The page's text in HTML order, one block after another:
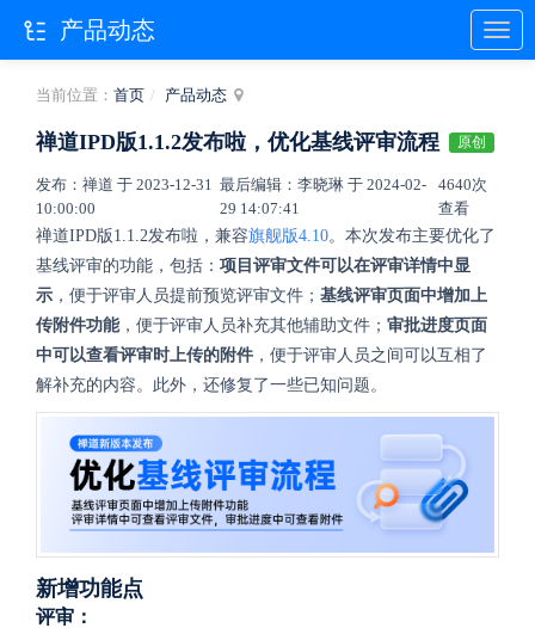
当前位置： 首页 产品动态
禅道IPD版1.1.2发布啦，优化基线评审流程 原创
发布：禅道 于 2023-12-31
10:00:00
最后编辑：李晓琳 于 2024-02-
29 14:07:41
4640次
查看
禅道IPD版1.1.2发布啦，兼容旗舰版4.10。本次发布主要优化了
基线评审的功能，包括： 项目评审文件可以在评审详情中显
示 ，便于评审人员提前预览评审文件； 基线评审页面中增加上
传附件功能，便于评审人员补充其他辅助文件； 审批进度页面
中可以查看评审时上传的附件 ，便于评审人员之间可以互相了
解补充的内容。此外，还修复了一些已知问题。
新增功能点
评审：
产品动态